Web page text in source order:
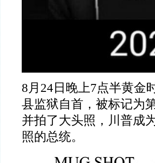
8 月 24日晚上7点半黄金
县监狱自首，被标记为
并拍了大头照，川普成
照的总统。